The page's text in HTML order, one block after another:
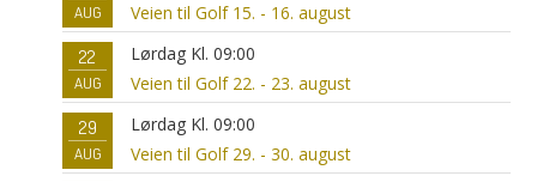
AUG
Veien til Golf 15. - 16. august
22
AUG
Lørdag Kl. 09:00
Veien til Golf 22. - 23. august
29
AUG
Lørdag Kl. 09:00
Veien til Golf 29. - 30. august